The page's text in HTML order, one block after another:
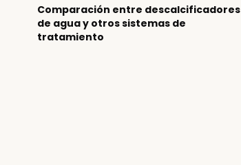
Comparación entre descalcificadores
de agua y otros sistemas de
tratamiento